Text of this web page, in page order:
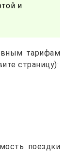
и
тарифам
страницу):
поездки